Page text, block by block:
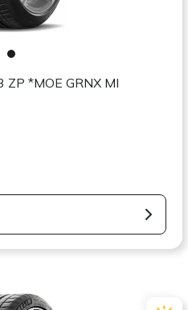
ZP *MOE GRNX MI